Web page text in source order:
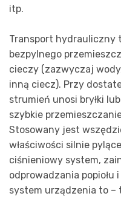
itp.
Transport hydrauliczny
bezpylnego
cieczy (zazwyczaj
inną ciecz). Przy
strumień unosi bryłki
szybkie
Stosowany jest
właściwości silnie
ciśnieniowy system,
odprowadzania popiołu
system urządzenia to –